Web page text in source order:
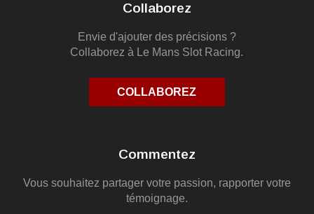
Collaborez
Envie d'ajouter des précisions ?
Collaborez à Le Mans Slot Racing.
COLLABOREZ
Commentez
Vous souhaitez partager votre passion, rapporter votre
témoignage.